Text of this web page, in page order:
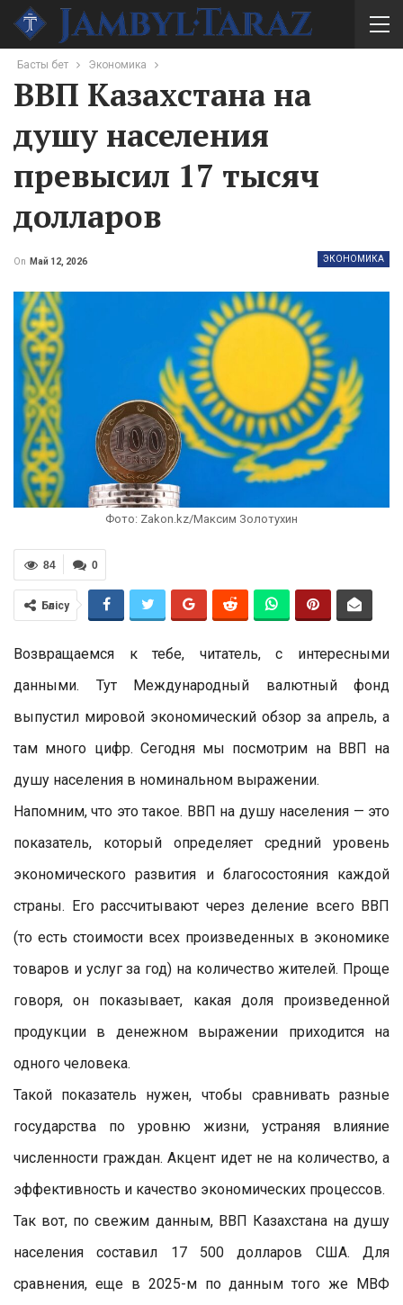
Басты бет Экономика
ВВП Казахстана на
душу населения
превысил 17 тысяч
долларов
ЭКОНОМИКА
On Май 12, 2026
Фото: Zakon.kz/Максим Золотухин
0
84
Бөлісу
Возвращаемся к тебе, читатель, с интересными
данными. Тут Международный валютный фонд
выпустил мировой экономический обзор за апрель, а
там много цифр. Сегодня мы посмотрим на ВВП на
душу населения в номинальном выражении.
Напомним, что это такое. ВВП на душу населения — это
показатель, который определяет средний уровень
экономического развития и благосостояния каждой
страны. Его рассчитывают через деление всего ВВП
(то есть стоимости всех произведенных в экономике
товаров и услуг за год) на количество жителей. Проще
говоря, он показывает, какая доля произведенной
продукции в денежном выражении приходится на
одного человека.
Такой показатель нужен, чтобы сравнивать разные
государства по уровню жизни, устраняя влияние
численности граждан. Акцент идет не на количество, а
эффективность и качество экономических процессов.
Так вот, по свежим данным, ВВП Казахстана на душу
населения составил 17 500 долларов США. Для
сравнения, еще в 2025-м по данным того же МВФ